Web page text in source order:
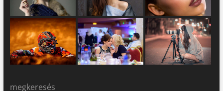
megkeresés